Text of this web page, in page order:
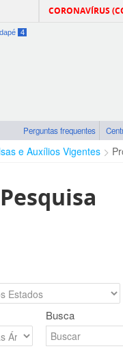
CORONAVÍRUS
4
Perguntas frequentes
e Auxílios Vigentes
Busca